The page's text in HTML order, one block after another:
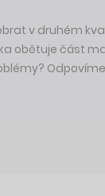
v druhém
obětuje část